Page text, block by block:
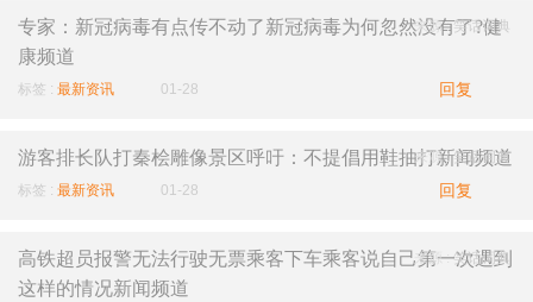
专家：新冠病毒有点传不动了新冠病毒为何忽然没有了?健
康频道
标签 : 最新资讯 01-28 回复
来源 :笑话词典
游客排长队打秦桧雕像景区呼吁：不提倡用鞋抽打新闻频道
标签 : 最新资讯 01-28 回复
来源 :笑话词典
高铁超员报警无法行驶无票乘客下车乘客说自己第一次遇到
这样的情况新闻频道
来源 :笑话词典